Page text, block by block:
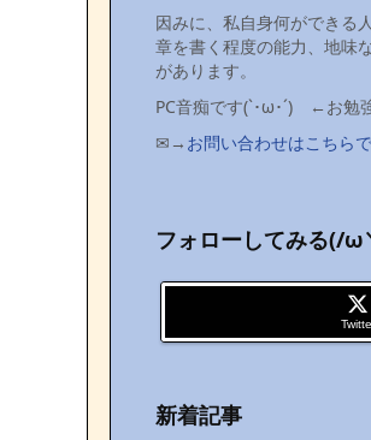
因みに、私自身何ができる
章を書く程度の能力、地味
があります。
PC音痴です(`･ω･´)ゞ←お勉
✉→ お問い合わせはこちら
フォローしてみる(/ω
新着記事